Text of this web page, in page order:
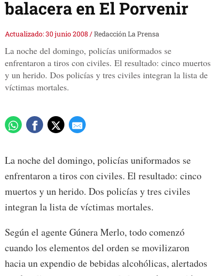
balacera en El Porvenir
Actualizado: 30 junio 2008 /Redacción La Prensa
La noche del domingo, policías uniformados se
enfrentaron a tiros con civiles. El resultado: cinco muertos
y un herido. Dos policías y tres civiles integran la lista de
víctimas mortales.
La noche del domingo, policías uniformados se
enfrentaron a tiros con civiles. El resultado: cinco
muertos y un herido. Dos policías y tres civiles
integran la lista de víctimas mortales.
Según el agente Gúnera Merlo, todo comenzó
cuando los elementos del orden se movilizaron
hacia un expendio de bebidas alcohólicas, alertados